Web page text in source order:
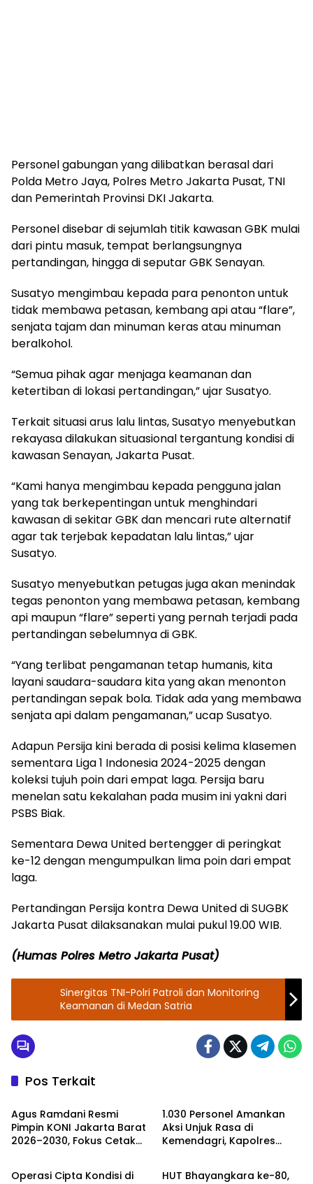
Personel gabungan yang dilibatkan berasal dari
Polda Metro Jaya, Polres Metro Jakarta Pusat, TNI
dan Pemerintah Provinsi DKI Jakarta.
Personel disebar di sejumlah titik kawasan GBK mulai
dari pintu masuk, tempat berlangsungnya
pertandingan, hingga di seputar GBK Senayan.
Susatyo mengimbau kepada para penonton untuk
tidak membawa petasan, kembang api atau “flare”,
senjata tajam dan minuman keras atau minuman
beralkohol.
“Semua pihak agar menjaga keamanan dan
ketertiban di lokasi pertandingan,” ujar Susatyo.
Terkait situasi arus lalu lintas, Susatyo menyebutkan
rekayasa dilakukan situasional tergantung kondisi di
kawasan Senayan, Jakarta Pusat.
“Kami hanya mengimbau kepada pengguna jalan
yang tak berkepentingan untuk menghindari
kawasan di sekitar GBK dan mencari rute alternatif
agar tak terjebak kepadatan lalu lintas,” ujar
Susatyo.
Susatyo menyebutkan petugas juga akan menindak
tegas penonton yang membawa petasan, kembang
api maupun “flare” seperti yang pernah terjadi pada
pertandingan sebelumnya di GBK.
“Yang terlibat pengamanan tetap humanis, kita
layani saudara-saudara kita yang akan menonton
pertandingan sepak bola. Tidak ada yang membawa
senjata api dalam pengamanan,” ucap Susatyo.
Adapun Persija kini berada di posisi kelima klasemen
sementara Liga 1 Indonesia 2024-2025 dengan
koleksi tujuh poin dari empat laga. Persija baru
menelan satu kekalahan pada musim ini yakni dari
PSBS Biak.
Sementara Dewa United bertengger di peringkat
ke-12 dengan mengumpulkan lima poin dari empat
laga.
Pertandingan Persija kontra Dewa United di SUGBK
Jakarta Pusat dilaksanakan mulai pukul 19.00 WIB.
(Humas Polres Metro Jakarta Pusat)
Sinergitas TNI-Polri Patroli dan Monitoring
Keamanan di Medan Satria
Pos Terkait
Olahraga
Agus Ramdani Resmi
Pimpin KONI Jakarta Barat
2026–2030, Fokus Cetak
1.030 Personel Amankan
Aksi Unjuk Rasa di
Kemendagri, Kapolres
Polres Jakarta Pusat
Operasi Cipta Kondisi di
Polres Jakarta Pusat
HUT Bhayangkara ke-80,